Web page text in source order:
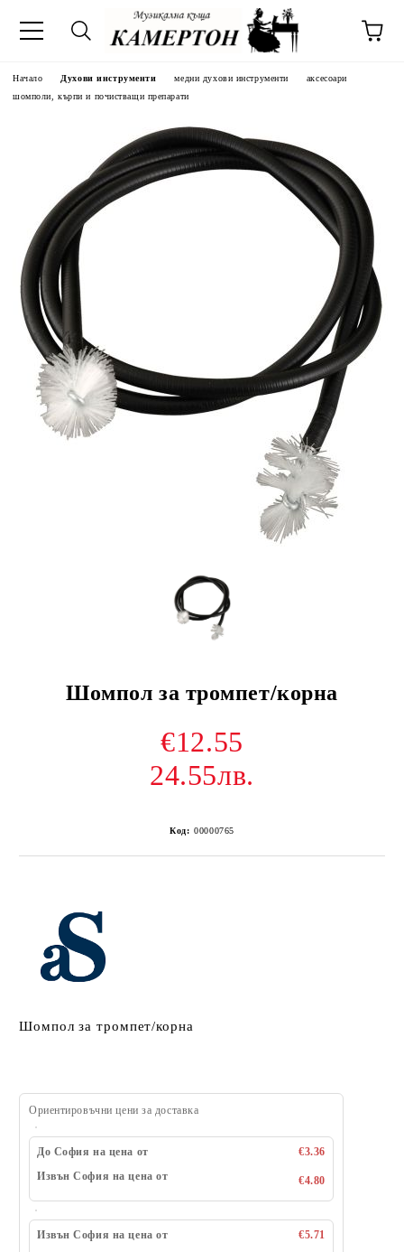
Начало Духови инструменти медни духови инструменти
аксесоари
шомполи, кърпи и почистващи препарати
Шомпол за тромпет/корна
€12.55
24.55лв.
Код: 00000765
Шомпол за тромпет/корна
Ориентировъчни цени за доставка
До София на цена от
€3.36
Извън София на цена от
€4.80
Извън София на цена от
€5.71